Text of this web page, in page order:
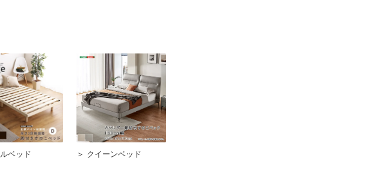
ベッド ＞ クイーンベッド